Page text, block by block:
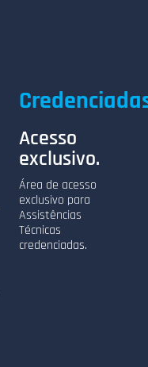
Acesso
exclusivo.
Área de acesso
exclusivo para
Assistências
Técnicas
credenciadas.